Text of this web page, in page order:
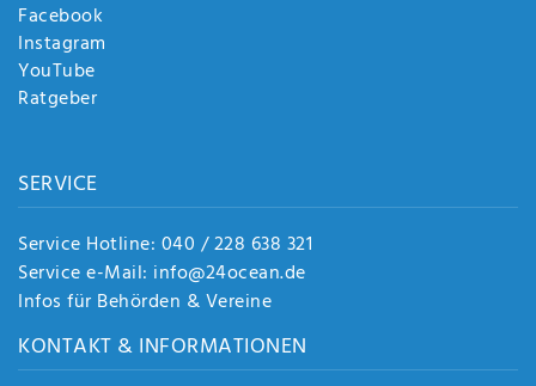
Facebook
Instagram
YouTube
Ratgeber
SERVICE
Service Hotline: 040 / 228 638 321
Service e-Mail: info@24ocean.de
Infos für Behörden & Vereine
KONTAKT & INFORMATIONEN